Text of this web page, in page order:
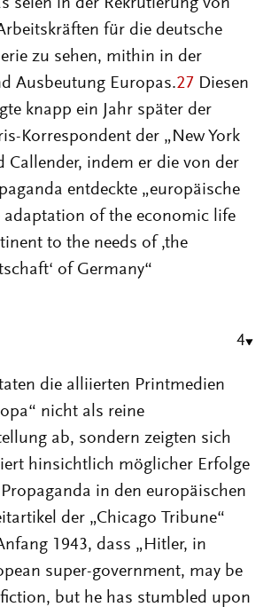
seien in der Rekrutierung von
für die deutsche
zu sehen, mithin in der
Ausbeutung Europas.27 Diesen
knapp ein Jahr später der
Korrespondent der „New York
Callender, indem er die von der
entdeckte „europäische
adaptation of the economic life
to the needs of ‚the
of Germany“
4
die alliierten Printmedien
nicht als reine
ab, sondern zeigten sich
hinsichtlich möglicher Erfolge
in den europäischen
der „Chicago Tribune“
1943, dass „Hitler, in
super-government, may be
but he has stumbled upon